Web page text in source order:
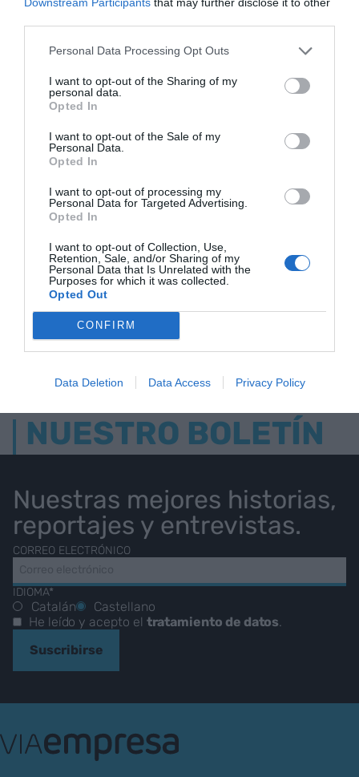
Personal Data Processing Opt Outs
I want to opt-out of the Sharing of my
personal data.
Opted In
I want to opt-out of the Sale of my
Personal Data.
Opted In
I want to opt-out of processing my
Personal Data for Targeted Advertising.
Opted In
I want to opt-out of Collection, Use,
Retention, Sale, and/or Sharing of my
Personal Data that Is Unrelated with the
Purposes for which it was collected.
Opted Out
CONFIRM
Data Deletion Data Access Privacy Policy
AñadirVIA Empresacomo fuente preferida
de Google de forma gratuita
actualidad
LOS MÁS LEÍDOS
HOY DESTACAMOS
NUESTRO BOLETÍN
Nuestras mejores historias,
reportajes y entrevistas.
CORREO ELECTRÓNICO
IDIOMA*
Catalán
Castellano
He leído y acepto el tratamiento de datos.
Suscribirse